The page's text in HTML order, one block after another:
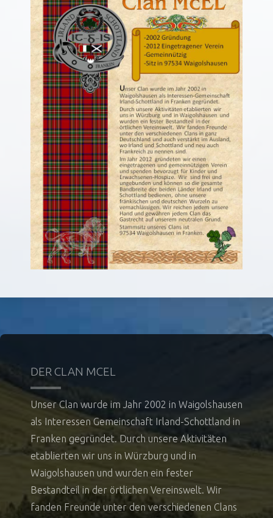
DER CLAN MCEL
Unser Clan wurde im Jahr 2002 in Waigolshausen
als Interessen Gemeinschaft Irland-Schottland in
Franken gegründet. Durch unsere Aktivitäten
etablierten wir uns in Würzburg und in
Waigolshausen und wurden ein fester
Bestandteil in der örtlichen Vereinswelt. Wir
fanden Freunde unter den verschiedenen Clans